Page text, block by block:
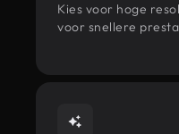
Kies voor hoge
voor snellere